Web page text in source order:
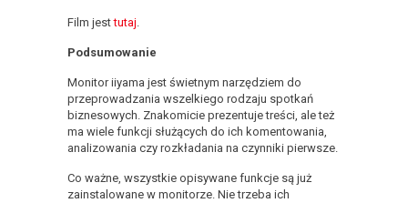
Film jesttutaj
Podsumowanie
Monitor iiyama jest świetnym narzędziem do
przeprowadzania wszelkiego rodzaju spotkań
biznesowych. Znakomicie prezentuje treści, ale też
ma wiele funkcji służących do ich komentowania,
analizowania czy rozkładania na czynniki pierwsze.
Co ważne, wszystkie opisywane funkcje są już
zainstalowane w monitorze. Nie trzeba ich